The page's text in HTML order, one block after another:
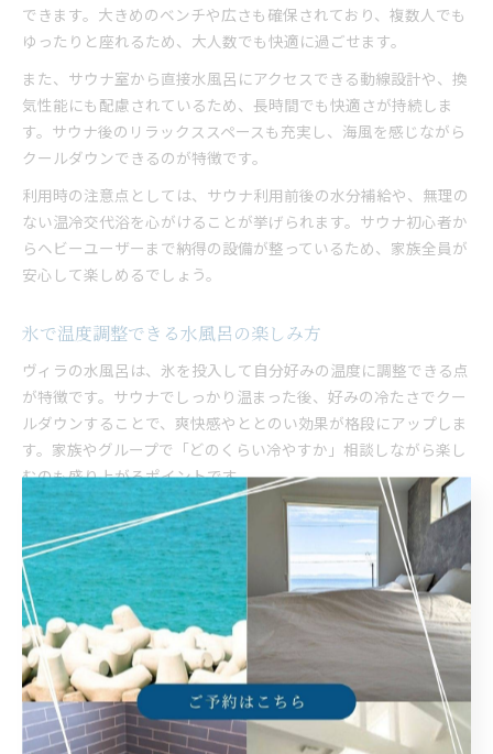
できます。大きめのベンチや広さも確保されており、複数人でも
ゆったりと座れるため、大人数でも快適に過ごせます。
また、サウナ室から直接水風呂にアクセスできる動線設計や、換
気性能にも配慮されているため、長時間でも快適さが持続しま
す。サウナ後のリラックススペースも充実し、海風を感じながら
クールダウンできるのが特徴です。
利用時の注意点としては、サウナ利用前後の水分補給や、無理の
ない温冷交代浴を心がけることが挙げられます。サウナ初心者か
らヘビーユーザーまで納得の設備が整っているため、家族全員が
安心して楽しめるでしょう。
氷で温度調整できる水風呂の楽しみ方
ヴィラの水風呂は、氷を投入して自分好みの温度に調整できる点
が特徴です。サウナでしっかり温まった後、好みの冷たさでクー
ルダウンすることで、爽快感やととのい効果が格段にアップしま
す。家族やグループで「どのくらい冷やすか」相談しながら楽し
むのも盛り上がるポイントです。
具体的な使い方は、サウナ室から出てすぐに用意された水風呂に
入り、氷を適量追加して温度を調整します。氷の量によって水温
が大きく変わるため、初めての場合は少しずつ様子を見ながら加
えると安心です。
注意点として、急激な温度変化は体に負担がかかることがあるた
め、特に小さなお子様や高齢の方は無理をしないことが大切で
す。体調に合わせて無理なく冷却し、家族みんなで安全に楽しみ
ましょう。